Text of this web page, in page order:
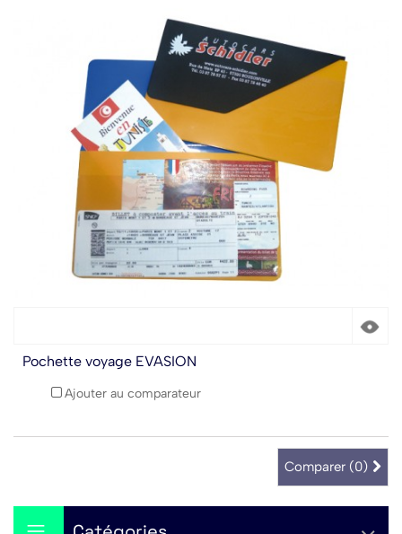
Pochette voyage EVASION
Ajouter au comparateur
Comparer (0)